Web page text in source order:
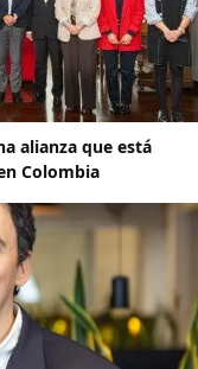
alianza que está
Colombia